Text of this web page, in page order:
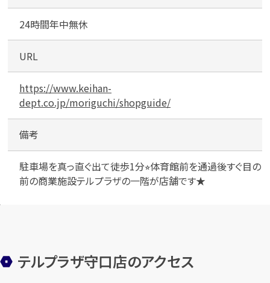
24時間年中無休
URL
https://www.keihan-
dept.co.jp/moriguchi/shopguide/
備考
駐車場を真っ直ぐ出て徒歩1分⭐︎体育館前を通過後すぐ目の
前の商業施設テルプラザの一階が店舗です★
テルプラザ守口店のアクセス